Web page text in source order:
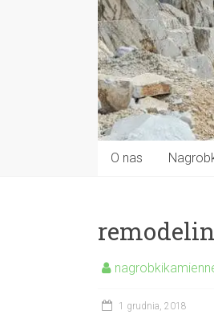
O nas
1 grudnia, 2018